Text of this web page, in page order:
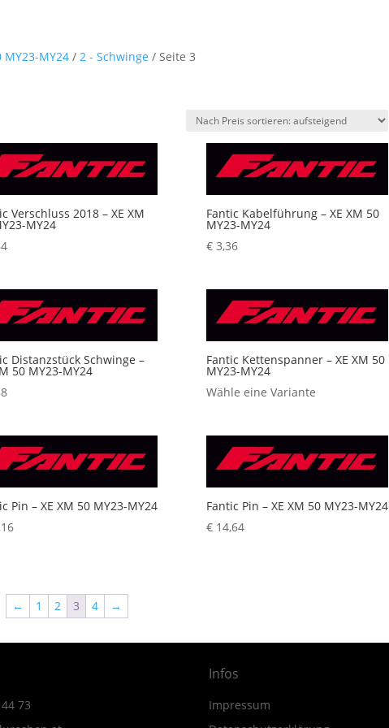
MY23-MY24 /2 - Schwinge / Seite 3
Verschluss 2018 – XE XM
MY24
Fantic Kabelführung – XE XM 50
MY23-MY24
€3,36
Distanzstück Schwinge –
50 MY23-MY24
Fantic Kettenspanner – XE XM 50
MY23-MY24
Wähle eine Variante
Pin – XE XM 50 MY23-MY24
Fantic Pin – XE XM 50 MY23-MY24
€14,64
← 1 2 3 4 →
73
Infos
Impressum